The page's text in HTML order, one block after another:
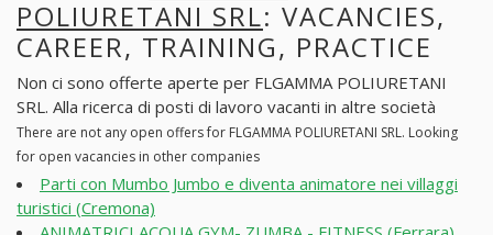
POLIURETANI SRL: VACANCIES,
CAREER, TRAINING, PRACTICE
Non ci sono offerte aperte per FLGAMMA POLIURETANI
SRL. Alla ricerca di posti di lavoro vacanti in altre società
There are not any open offers for FLGAMMA POLIURETANI SRL. Looking
for open vacancies in other companies
Parti con Mumbo Jumbo e diventa animatore nei villaggi
turistici (Cremona)